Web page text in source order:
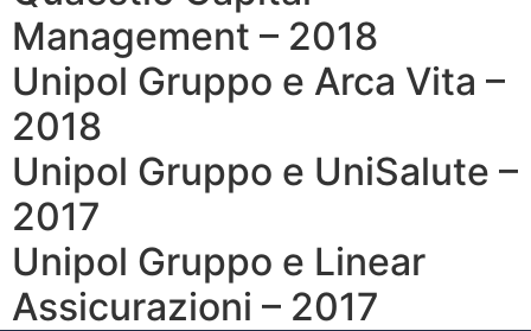
Management – 2018
Unipol Gruppo e Arca Vita –
2018
Unipol Gruppo e UniSalute –
2017
Unipol Gruppo e Linear
Assicurazioni – 2017